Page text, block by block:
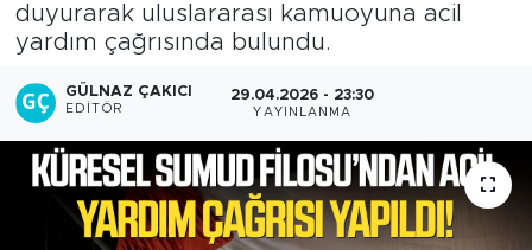
duyurarak uluslararası kamuoyuna acil
yardım çağrısında bulundu.
GÜLNAZ ÇAKICI
EDITÖR
29.04.2026 - 23:30
YAYINLANMA